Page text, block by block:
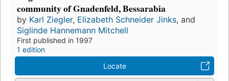
community of Gnadenfeld, Bessarabia
by Karl Ziegler, Elizabeth Schneider Jinks, and
Siglinde Hannemann Mitchell
First published in 1997
1 edition
Locate